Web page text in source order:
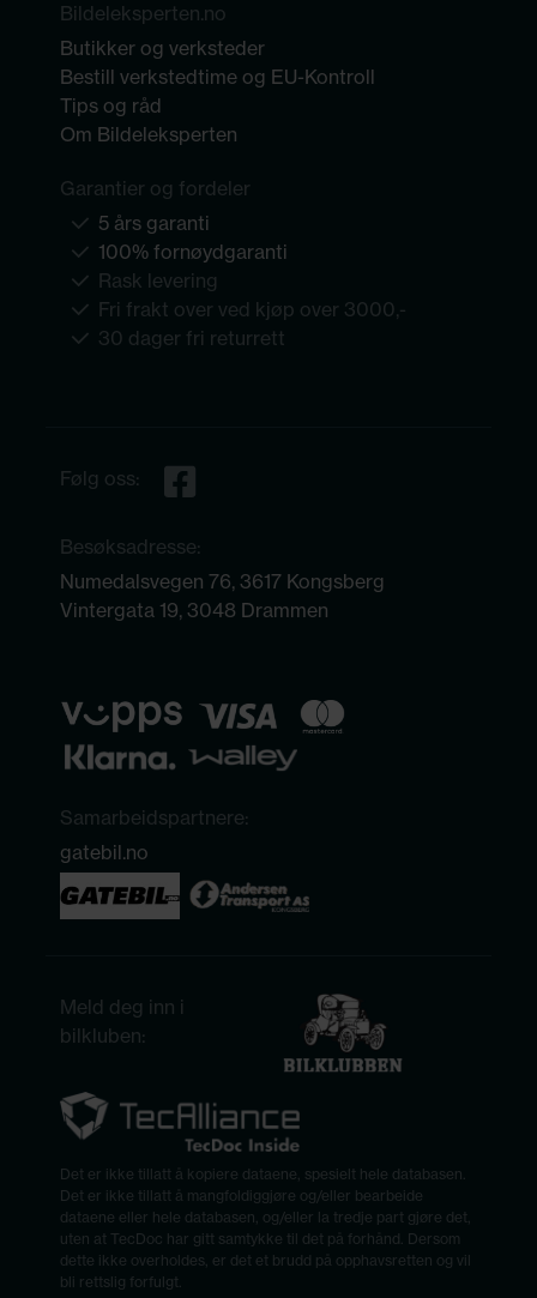
Bildeleksperten.no
Butikker og verksteder
Bestill verkstedtime og EU-Kontroll
Tips og råd
Om Bildeleksperten
Garantier og fordeler
5 års garanti
100% fornøydgaranti
Rask levering
Fri frakt over ved kjøp over 3000,-
30 dager fri returrett
Følg oss:
Besøksadresse:
Numedalsvegen 76, 3617 Kongsberg
Vintergata 19, 3048 Drammen
Samarbeidspartnere:
gatebil.no
Meld deg inn i
bilkluben:
Det er ikke tillatt å kopiere dataene, spesielt hele databasen.
Det er ikke tillatt å mangfoldiggjøre og/eller bearbeide
dataene eller hele databasen, og/eller la tredje part gjøre det,
uten at TecDoc har gitt samtykke til det på forhånd. Dersom
dette ikke overholdes, er det et brudd på opphavsretten og vil
bli rettslig forfulgt.